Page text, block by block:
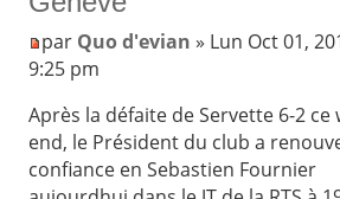
par Quo d'evian » Lun Oct 01,
9:25 pm
Après la défaite de Servette 6-2 ce
end, le Président du club a
confiance en Sebastien Fournier